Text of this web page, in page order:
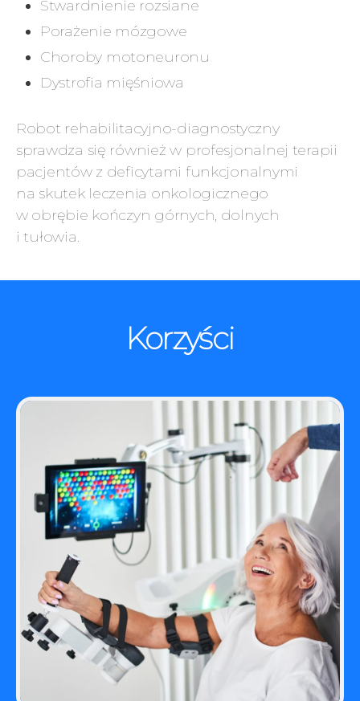
Stwardnienie rozsiane
Porażenie mózgowe
Choroby motoneuronu
Dystrofia mięśniowa
Robot rehabilitacyjno-diagnostyczny
sprawdza się również w profesjonalnej terapii
pacjentów z deficytami funkcjonalnymi
na skutek leczenia onkologicznego
w obrębie kończyn górnych, dolnych
i tułowia.
Korzyści